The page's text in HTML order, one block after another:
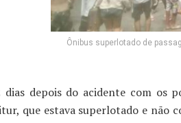
Ônibus superlotado de
dias depois do acidente com os
que estava superlotado e não